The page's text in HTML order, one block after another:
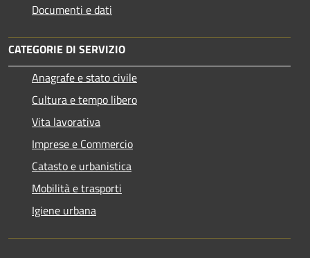
Documenti e dati
CATEGORIE DI SERVIZIO
Anagrafe e stato civile
Cultura e tempo libero
Vita lavorativa
Imprese e Commercio
Catasto e urbanistica
Mobilità e trasporti
Igiene urbana